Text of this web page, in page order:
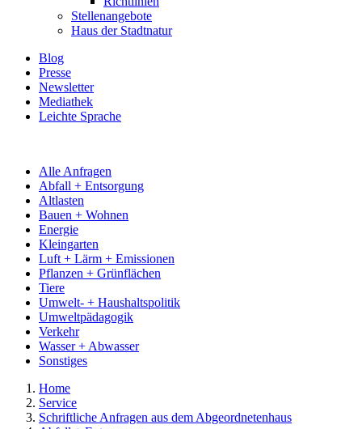
Stellenangebote
Haus der Stadtnatur
Blog
Presse
Newsletter
Mediathek
Leichte Sprache
Alle Anfragen
Abfall + Entsorgung
Altlasten
Bauen + Wohnen
Energie
Kleingarten
Luft + Lärm + Emissionen
Pflanzen + Grünflächen
Tiere
Umwelt- + Haushaltspolitik
Umweltpädagogik
Verkehr
Wasser + Abwasser
Sonstiges
Home
Service
Schriftliche Anfragen aus dem Abgeordnetenhaus